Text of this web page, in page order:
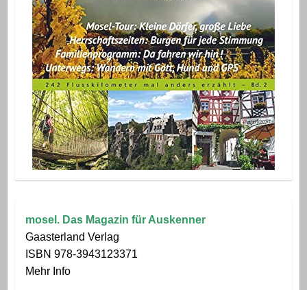
mosel. Das Magazin für Auskenner
Gaasterland Verlag
ISBN 978-3943123371
Mehr Info